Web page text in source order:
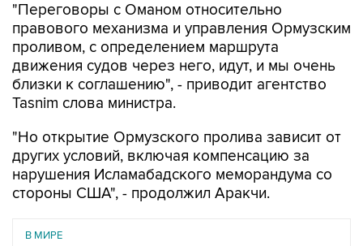
"Переговоры с Оманом относительно
правового механизма и управления Ормузским
проливом, с определением маршрута
движения судов через него, идут, и мы очень
близки к соглашению", - приводит агентство
Tasnim слова министра.
"Но открытие Ормузского пролива зависит от
других условий, включая компенсацию за
нарушения Исламабадского меморандума со
стороны США", - продолжил Аракчи.
В МИРЕ